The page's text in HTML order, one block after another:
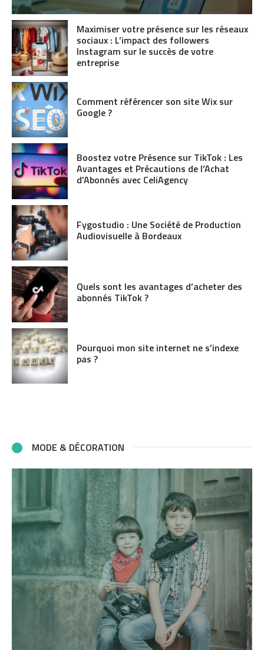
Maximiser votre présence sur les réseaux
sociaux : L’impact des followers
Instagram sur le succès de votre
entreprise
Comment référencer son site Wix sur
Google ?
Boostez votre Présence sur TikTok : Les
Avantages et Précautions de l’Achat
d’Abonnés avec CeliAgency
Fygostudio : Une Société de Production
Audiovisuelle à Bordeaux
Quels sont les avantages d’acheter des
abonnés TikTok ?
Pourquoi mon site internet ne s’indexe
pas ?
MODE & DÉCORATION